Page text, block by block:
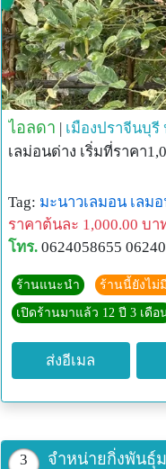
ไอลดา | เมืองปราจีนบุรี
เลม่อนด่าง เริ่มที่ราคา
Tag: มะนาวเลมอน เลม
ราคาต้นละ 1,000.00 บา
โทร. 0624058655
ร้านแนะนำ ร้านนี้ยังไม่
เปิดร้านมาแล้ว 12 ปี 3 เดือ
ส่งอีเมล
3
จำหน่ายกิ่งพันธุ์